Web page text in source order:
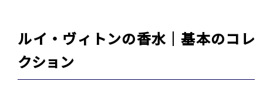
ルイ・ヴィトンの香水｜基本のコレ
クション